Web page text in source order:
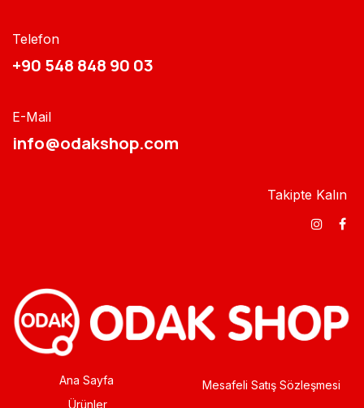
Telefon
+90 548 848 90 03​​
E-Mail
info@odakshop.com​
Takipte Kalın
Ana Sayfa
Ürünler
Mesafeli Satış Sözleşmesi